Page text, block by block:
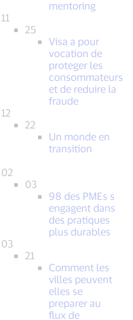
mentoring
11
25
Visa a pour
vocation de
proteger les
consommateurs
et de reduire la
fraude
12
22
Un monde en
transition
02
03
98 des PMEs s
engagent dans
des pratiques
plus durables
03
21
Comment les
villes peuvent
elles se
preparer au
flux de